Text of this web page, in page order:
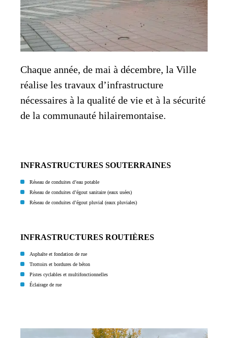
Chaque année, de mai à décembre, la Ville
réalise les travaux d’infrastructure
nécessaires à la qualité de vie et à la sécurité
de la communauté hilairemontaise.
INFRASTRUCTURES SOUTERRAINES
Réseau de conduites d’eau potable
Réseau de conduites d’égout sanitaire (eaux usées)
Réseau de conduites d’égout pluvial (eaux pluviales)
INFRASTRUCTURES ROUTIÈRES
Asphalte et fondation de rue
Trottoirs et bordures de béton
Pistes cyclables et multifonctionnelles
Éclairage de rue